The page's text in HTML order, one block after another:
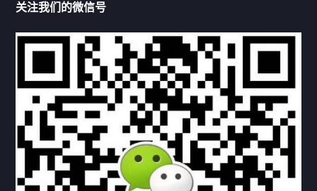
机构链接
联系方式 关于我们
下载与支持
资料下载 视频中心
常见问题
购买流程 版权条款
关注我们的微信号